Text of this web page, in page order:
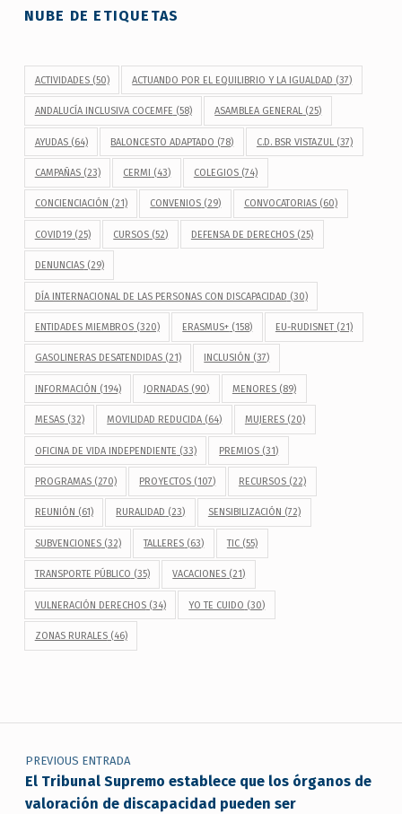
NUBE DE ETIQUETAS
ACTIVIDADES(50) ACTUANDO POR EL EQUILIBRIO Y LA IGUALDAD (37)
ANDALUCÍA INCLUSIVA COCEMFE (58) ASAMBLEA GENERAL (25)
AYUDAS(64) BALONCESTO ADAPTADO (78) C.D. BSR VISTAZUL (37)
CAMPAÑAS(23) CERMI (43) COLEGIOS(74)
CONCIENCIACIÓN (21) CONVENIOS (29) CONVOCATORIAS(60)
COVID19(25) CURSOS (52) DEFENSA DE DERECHOS(25)
DENUNCIAS(29)
DÍA INTERNACIONAL DE LAS PERSONAS CON DISCAPACIDAD (30)
ENTIDADES MIEMBROS(320) ERASMUS+ (158) EU-RUDISNET(21)
GASOLINERAS DESATENDIDAS(21) INCLUSIÓN (37)
INFORMACIÓN (194) JORNADAS (90) MENORES(89)
MESAS(32) MOVILIDAD REDUCIDA (64) MUJERES(20)
OFICINA DE VIDA INDEPENDIENTE (33) PREMIOS (31)
PROGRAMAS(270) PROYECTOS (107) RECURSOS(22)
REUNIÓN (61) RURALIDAD (23) SENSIBILIZACIÓN (72)
SUBVENCIONES(32) TALLERES (63) TIC(55)
TRANSPORTE PÚBLICO (35) VACACIONES (21)
VULNERACIÓN DERECHOS(34) YO TE CUIDO (30)
ZONAS RURALES(46)
Navegación de entradas
PREVIOUS ENTRADA
El Tribunal Supremo establece que los órganos de
valoración de discapacidad pueden ser